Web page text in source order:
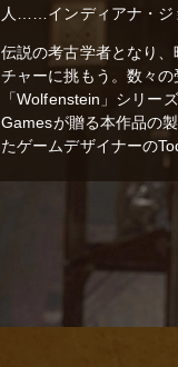
人……インディアナ・ジ
伝説の考古学者となり
チャーに挑もう。数々
「Wolfenstein」シリー
Gamesが贈る本作品の
たゲームデザイナーの